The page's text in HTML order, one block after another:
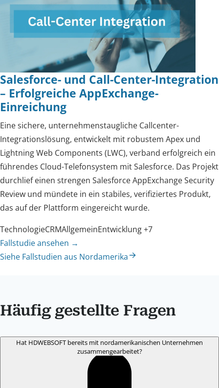
Salesforce- und Call-Center-Integration
– Erfolgreiche AppExchange-
Einreichung
Eine sichere, unternehmenstaugliche Callcenter-
Integrationslösung, entwickelt mit robustem Apex und
Lightning Web Components (LWC), verband erfolgreich ein
führendes Cloud-Telefonsystem mit Salesforce. Das Projekt
durchlief einen strengen Salesforce AppExchange Security
Review und mündete in ein stabiles, verifiziertes Produkt,
das auf der Plattform eingereicht wurde.
TechnologieCRMAllgemeinEntwicklung+7
Fallstudie ansehen →
Siehe Fallstudien aus Nordamerika
Häufig gestellte Fragen
Hat HDWEBSOFT bereits mit nordamerikanischen Unternehmen
zusammengearbeitet?